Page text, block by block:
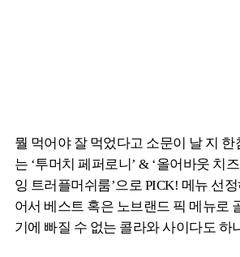
뭘 먹어야 잘 먹었다고 소문이 날 지
는 ‘투머치 페퍼로니’ & ‘올어바웃 치
잉 트러플머쉬룸’으로 PICK! 메뉴 선
어서 베스트 혹은 노브랜드 픽 메뉴로
기에 빠질 수 없는 콜라와 사이다도 하